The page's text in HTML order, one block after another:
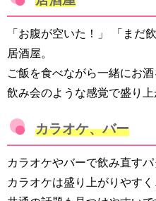
「お腹が空いた！」 「まだ
居酒屋。
ご飯を食べながら一緒にお酒
飲み会のような感覚で盛り
カラオケ、バー
カラオケやバーで飲み直すパ
カラオケは盛り上がりやすく